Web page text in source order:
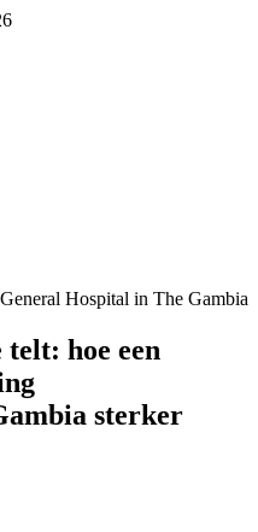
Hospital in The Gambia
telt: hoe een
sterker